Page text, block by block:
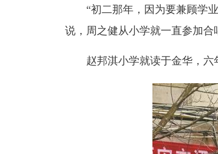
“初二那年，因为要兼顾学
说，周之健从小学就一直参加合
赵邦淇小学就读于金华，六